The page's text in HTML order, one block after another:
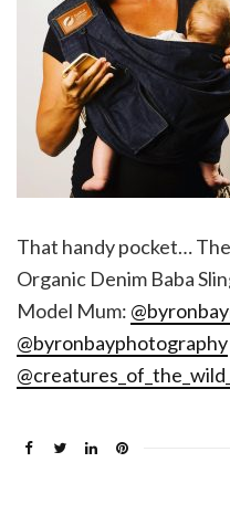
That handy pocket…
Organic Denim Baba
Model Mum:
@byronbayphotography